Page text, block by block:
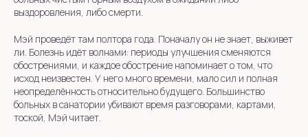
выздоровления, либо смерти.
Мэй проведёт там полтора года. Поначалу он не знает, выживет
ли. Болезнь идёт волнами: периоды улучшения сменяются
обострениями, и каждое обострение напоминает о том, что
исход неизвестен. У него много времени, мало сил и полная
неопределённость относительно будущего. Большинство
больных в санатории убивают время разговорами, картами,
тоской, Мэй читает.